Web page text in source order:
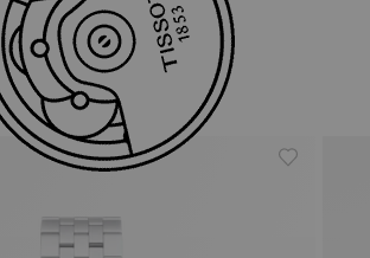
สินค้าที่คล้ายกัน